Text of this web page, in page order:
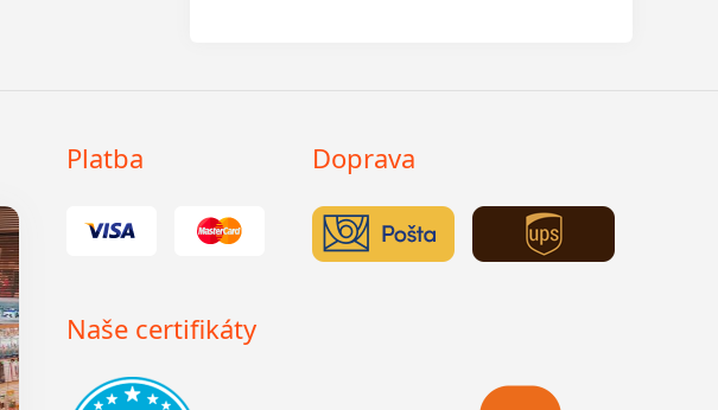
Platba Doprava
Naše certifikáty